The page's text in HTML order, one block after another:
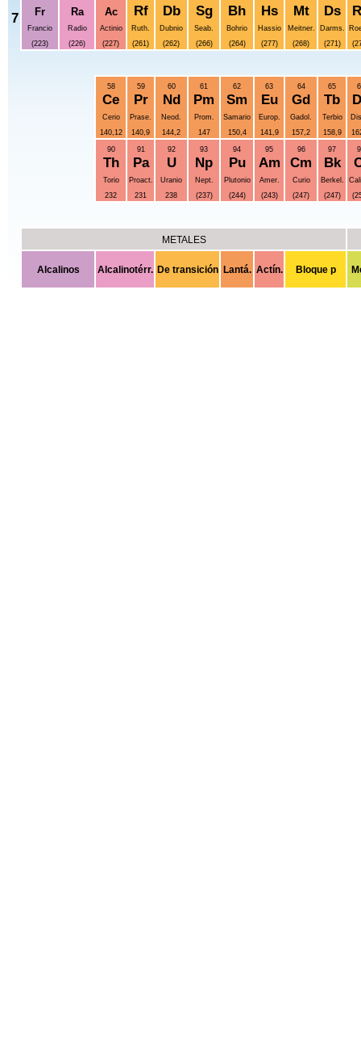
7 Fr
Francio
(223)
Ra
Radio
(226)
Ac
Actinio
(227)
Rf
Ruth.
(261)
Db
Dubnio
(262)
Sg
Seab.
(266)
Bh
Bohrio
(264)
Hs
Hassio
(277)
Mt
Meitner.
(268)
Ds
Darms.
(271)
58
Ce
Cerio
140,12
59
Pr
Prase.
140,9
60
Nd
Neod.
144,2
61
Pm
Prom.
147
62
Sm
Samario
150,4
63
Eu
Europ.
141,9
64
Gd
Gadol.
157,2
65
Tb
Terbio
158,9
90
Th
Torio
232
91
Pa
Proact.
231
92
U
Uranio
238
93
Np
Nept.
(237)
94
Pu
Plutonio
(244)
95
Am
Amer.
(243)
96
Cm
Curio
(247)
97
Bk
Berkel.
(247)
METALES
Alcalinos Alcalinotérr. De transición Lantá. Actín. Bloque p